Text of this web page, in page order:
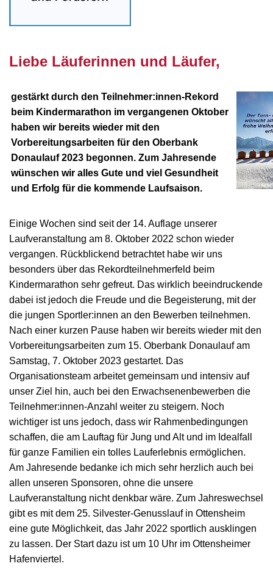
Liebe Läuferinnen und Läufer,
gestärkt durch den Teilnehmer:innen-Rekord
beim Kindermarathon im vergangenen Oktober
haben wir bereits wieder mit den
Vorbereitungsarbeiten für den Oberbank
Donaulauf 2023 begonnen. Zum Jahresende
wünschen wir alles Gute und viel Gesundheit
und Erfolg für die kommende Laufsaison.
Einige Wochen sind seit der 14. Auflage unserer
Laufveranstaltung am 8. Oktober 2022 schon wieder
vergangen. Rückblickend betrachtet habe wir uns
besonders über das Rekordteilnehmerfeld beim
Kindermarathon sehr gefreut. Das wirklich beeindruckende
dabei ist jedoch die Freude und die Begeisterung, mit der
die jungen Sportler:innen an den Bewerben teilnehmen.
Nach einer kurzen Pause haben wir bereits wieder mit den
Vorbereitungsarbeiten zum 15. Oberbank Donaulauf am
Samstag, 7. Oktober 2023 gestartet. Das
Organisationsteam arbeitet gemeinsam und intensiv auf
unser Ziel hin, auch bei den Erwachsenenbewerben die
Teilnehmer:innen-Anzahl weiter zu steigern. Noch
wichtiger ist uns jedoch, dass wir Rahmenbedingungen
schaffen, die am Lauftag für Jung und Alt und im Idealfall
für ganze Familien ein tolles Lauferlebnis ermöglichen.
Am Jahresende bedanke ich mich sehr herzlich auch bei
allen unseren Sponsoren, ohne die unsere
Laufveranstaltung nicht denkbar wäre. Zum Jahreswechsel
gibt es mit dem 25. Silvester-Genusslauf in Ottensheim
eine gute Möglichkeit, das Jahr 2022 sportlich ausklingen
zu lassen. Der Start dazu ist um 10 Uhr im Ottensheimer
Hafenviertel.